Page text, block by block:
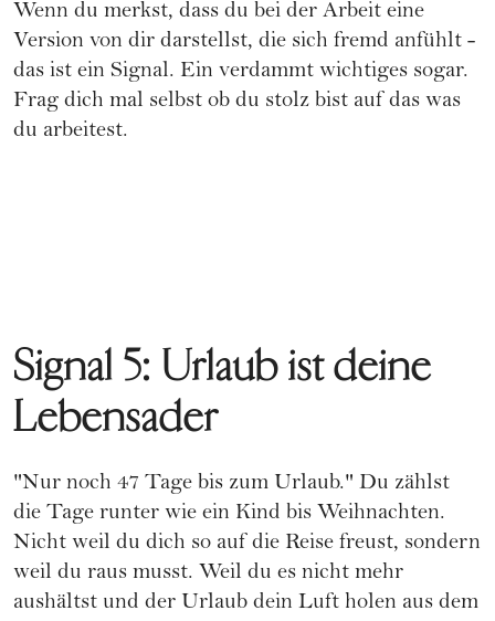
Wenn du merkst, dass du bei der Arbeit eine
Version von dir darstellst, die sich fremd anfühlt -
das ist ein Signal. Ein verdammt wichtiges sogar.
Frag dich mal selbst ob du stolz bist auf das was
du arbeitest.
Signal 5: Urlaub ist deine
Lebensader
"Nur noch 47 Tage bis zum Urlaub." Du zählst
die Tage runter wie ein Kind bis Weihnachten.
Nicht weil du dich so auf die Reise freust, sondern
weil du raus musst. Weil du es nicht mehr
aushältst und der Urlaub dein Luft holen aus dem